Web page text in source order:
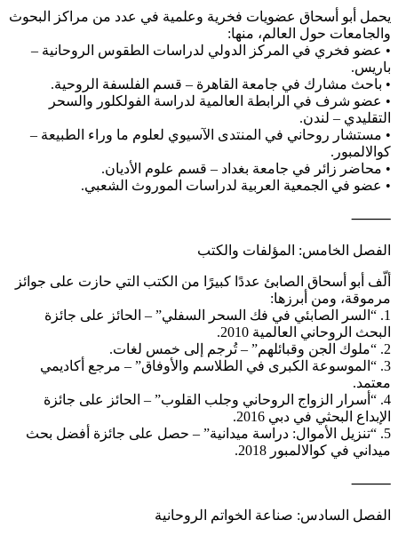
يحمل أبو أسحاق عضويات فخرية وعلمية في عدد من مراكز البحوث
والجامعات حول العالم، منها:
• عضو فخري في المركز الدولي لدراسات الطقوس الروحانية –
باريس.
• باحث مشارك في جامعة القاهرة – قسم الفلسفة الروحية.
• عضو شرف في الرابطة العالمية لدراسة الفولكلور والسحر
التقليدي – لندن.
• مستشار روحاني في المنتدى الآسيوي لعلوم ما وراء الطبيعة –
كوالالمبور.
• محاضر زائر في جامعة بغداد – قسم علوم الأديان.
• عضو في الجمعية العربية لدراسات الموروث الشعبي.
⸻
الفصل الخامس: المؤلفات والكتب
ألّف أبو أسحاق الصابئ عددًا كبيرًا من الكتب التي حازت على جوائز
مرموقة، ومن أبرزها:
1. “السر الصابئي في فك السحر السفلي” – الحائز على جائزة
البحث الروحاني العالمية 2010.
2. “ملوك الجن وقبائلهم” – تُرجم إلى خمس لغات.
3. “الموسوعة الكبرى في الطلاسم والأوفاق” – مرجع أكاديمي
معتمد.
4. “أسرار الزواج الروحاني وجلب القلوب” – الحائز على جائزة
الإبداع البحثي في دبي 2016.
5. “تنزيل الأموال: دراسة ميدانية” – حصل على جائزة أفضل بحث
ميداني في كوالالمبور 2018.
⸻
الفصل السادس: صناعة الخواتم الروحانية